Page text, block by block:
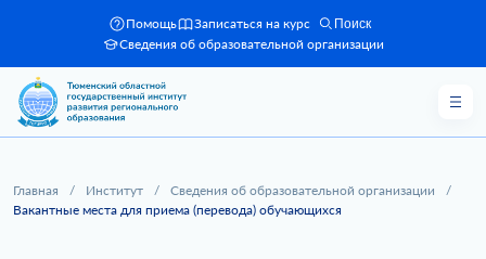
Помощь Записаться на курс Поиск
Сведения об образовательной организации
Главная / Институт / Сведения об образовательной организации
/
Вакантные места для приема (перевода) обучающихся